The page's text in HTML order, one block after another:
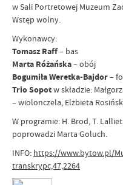
w Sali Portretowej Muzeum
Wstęp wolny.
Wykonawcy:
Tomasz Raff– bas
Marta Różańska– obój
Bogumiła Weretka-Bajdor–
Trio Sopotw składzie:
– wiolonczela, Elżbieta
W programie: H. Brod, T.
poprowadzi Marta Goluch.
INFO: https://www.bytow.pl/
transkrypc,47,2264